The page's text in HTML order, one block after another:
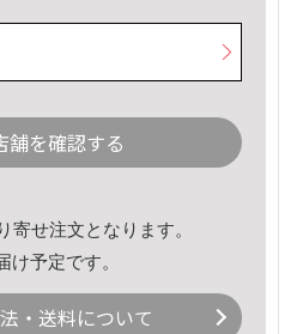
舗を確認する
寄せ注文となります。
け予定です。
・送料について